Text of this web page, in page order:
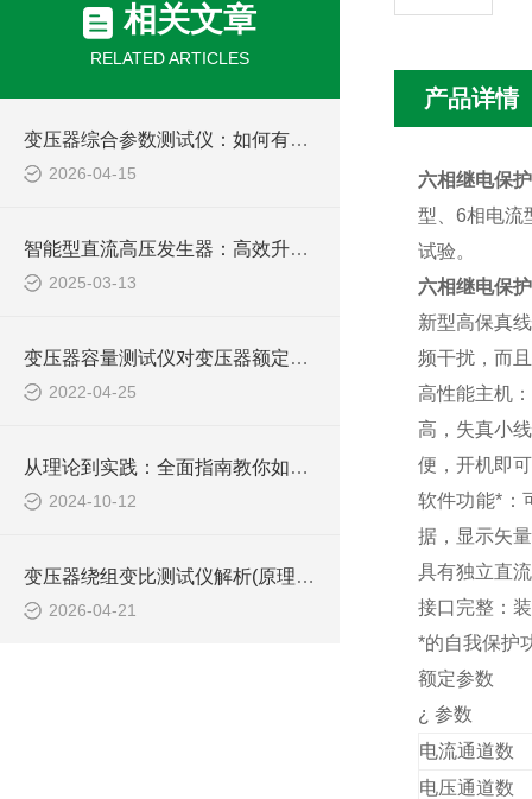
相关文章
RELATED ARTICLES
变压器综合参数测试仪：如何有效提升电力设备检测效率
2026-04-15
智能型直流高压发生器：高效升压，稳定输出，为您的高压测试提供坚实保障
2025-03-13
变压器容量测试仪对变压器额定容量的判断
2022-04-25
从理论到实践：全面指南教你如何使用变压器绕组变比测试仪进行高效测试
2024-10-12
变压器绕组变比测试仪解析(原理、功能及现场应用)
2026-04-21
产品详情
六相继电保
型、 6相电流
试验。
六相继电保
新型高保真
频干扰，而
高性能主机
高，失真小
便，开机即
软件功能*：
据，显示矢
具有独立直
接口完整：
*的自我保护
额定参数
¿ 参数
电流通道数
电压通道数